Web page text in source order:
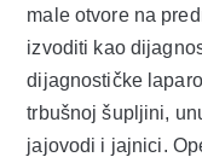
male otvore na
izvoditi kao
dijagnostičke
trbušnoj šupljini,
jajovodi i jajnici.